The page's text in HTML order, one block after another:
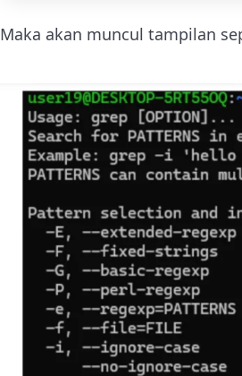
Maka akan muncul tampilan